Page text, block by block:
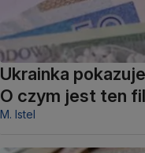
Ukrainka
O czym jest ten
M. Istel